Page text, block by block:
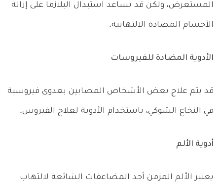
المستعرض، ولكن قد يساعد استبدال البلازما على إزالة
الأجسام المضادة الالتهابية.
الأدوية المضادة للفيروسات
قد يتم علاج بعض الأشخاص المصابين بعدوى فيروسية
في النخاع الشوكي، باستخدام الأدوية لعلاج الفيروس.
أدوية الألم
يعتبر الألم المزمن أحد المضاعفات الشائعة لالتهاب